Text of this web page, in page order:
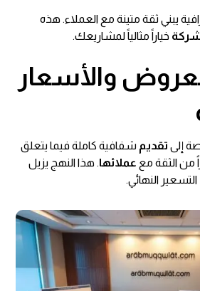
يبني ثقة متينة مع العملاء. هذه
خياراً مثالياً لمشاريعك.
والأسعار
إلى تقديم شفافية كاملة فيما يتعلق
من الثقة مع عملائها. هذا النهج يزيل
التسعير النهائي.